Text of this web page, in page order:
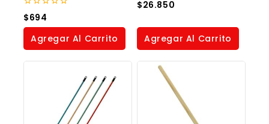
0
out
of
$694
Agregar Al Carrito
out
5
$26.850
Agregar Al Carrito